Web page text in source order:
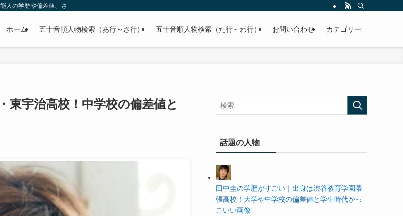
の学歴や偏差値、さらに政治家やスポーツ選手などの有名人の学歴や高校・大学の偏差値まで紹介していきます。
ホーム 五十音順人物検索（あ行～さ行） 五十音順人物検索（た行～わ行） お問い合わせ カテゴリー
東宇治高校！中学校の偏差値と
話題の人物
田中圭の学歴がすごい｜出身は渋谷教育学園幕
張高校！大学や中学校の偏差値と学生時代かっ
こいい画像